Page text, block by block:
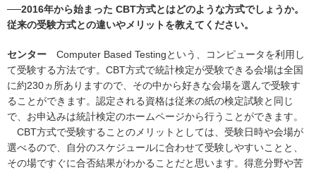
──2016年から始まった CBT方式とはどのような方式でしょうか。
従来の受験方式との違いやメリットを教えてください。
センター Computer Based Testingという、コンピュータを利用し
て受験する方法です。CBT方式で統計検定が受験できる会場は全国
に約230ヵ所ありますので、その中から好きな会場を選んで受験す
ることができます。認定される資格は従来の紙の検定試験と同じ
で、お申込みは統計検定のホームページから行うことができます。
CBT方式で受験することのメリットとしては、受験日時や会場が
選べるので、自分のスケジュールに合わせて受験しやすいことと、
その場ですぐに合否結果がわかることだと思います。得意分野や苦